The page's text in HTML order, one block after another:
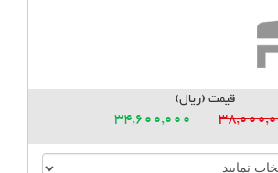
قیمت (ریال)
34,600,000